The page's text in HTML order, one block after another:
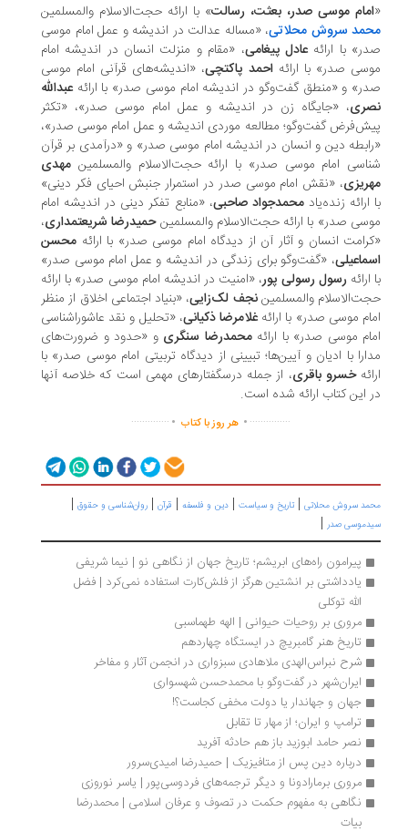
امام موسی صدر، بعثت، رسالت » با ارائه حجت‌الاسلام والمسلمین
سروش محلاتی، «مساله عدالت در اندیشه و عمل امام موسی
با ارائهعادل پیغامی، «مقام و منزلت انسان در اندیشه امام
صدر» با ارائهاحمد پاکتچی، «اندیشه‌های قرآنی امام موسی
و «منطق گفت‌وگو در اندیشه امام موسی صدر» با ارائهعبدالله
، «جایگاه زن در اندیشه و عمل امام موسی صدر»، «تکثر
گفت‌وگو؛ مطالعه موردی اندیشه و عمل امام موسی صدر»،
دین و انسان در اندیشه امام موسی صدر» و «درآمدی بر قرآن
امام موسی صدر» با ارائه حجت‌الاسلام والمسلمینمهدی
، «نقش امام موسی صدر در استمرار جنبش احیای فکر دینی»
ارائه زنده‌یادمحمدجواد صاحبی، «منابع تفکر دینی در اندیشه امام
صدر» با ارائه حجت‌الاسلام والمسلمینحمیدرضا شریعتمداری،
انسان و آثار آن از دیدگاه امام موسی صدر» با ارائهمحسن
، «گفت‌وگو برای زندگی در اندیشه و عمل امام موسی صدر»
ارائهرسول رسولی پور، «امنیت در اندیشه امام موسی صدر» با ارائه
والمسلمیننجف لک‌زایی، «بنیاد اجتماعی اخلاق از منظر
موسی صدر» با ارائه غلامرضا ذکیانی، «تحلیل و نقد عاشوراشناسی
موسی صدر» با ارائهمحمدرضا سنگریو «حدود و ضرورت‌های
با ادیان و آیین‌ها؛ تبیینی از دیدگاه تربیتی امام موسی صدر» با
خسرو باقری ، از جمله درسگفتارهای مهمی است که خلاصه آنها
این کتاب ارائه شده است.
...............
. هر روز با کتاب .
..............
سروش محلاتی|تاریخ و سیاست|دین و فلسفه| قرآن| روان‌شناسی و حقوق|
صدر|
پیرامون راه‌های ابریشم؛ تاریخ جهان از نگاهی نو | نیما شریفی
یادداشتی بر انشتین هرگز از فلش‌کارت استفاده نمی‌کرد | فضل
الله توکلی
مروری بر روحیات حیوانی | الهه طهماسبی
تاریخ هنر گامبریچ در ایستگاه چهاردهم
شرح نبراس‌الهدی ملاهادی سبزواری در انجمن آثار و مفاخر
ایران‌شهر در گفت‌وگو با محمدحسن شهسواری
جهان و جهاندار یا دولت مخفی کجاست؟!
ترامپ و ایران؛ از مهار تا تقابل
نصر حامد ابوزید باز هم حادثه آفرید
درباره دین پس از متافیزیک | حمیدرضا امیدی‌سرور
مروری برمارادونا و دیگر ترجمه‌های فردوسی‌پور | یاسر نوروزی
نگاهی به مفهوم حکمت در تصوف و عرفان اسلامی | محمدرضا